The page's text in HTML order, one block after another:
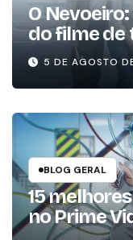
O
do filme de
Stephen
5 DE AGOSTO
BLOG GERAL
15
no Prime